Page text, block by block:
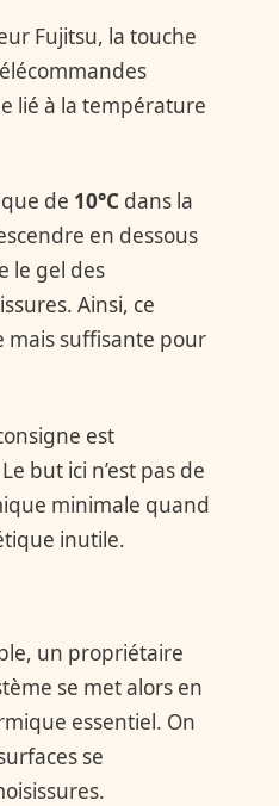
Fujitsu, la touche
lié à la température
de 10°C dans la
en dessous
le gel des
Ainsi, ce
suffisante pour
est
but ici n’est pas de
minimale quand
inutile.
un propriétaire
se met alors en
essentiel. On
se